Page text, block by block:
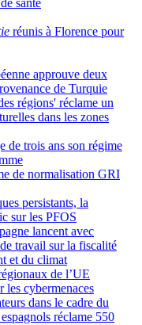
santé
réunis à Florence pour
approuve deux
de Turquie
régions' réclame un
dans les zones
de trois ans son régime
de normalisation GRI
persistants, la
sur les PFOS
lancent avec
travail sur la fiscalité
et du climat
de l’UE
les cybermenaces
dans le cadre du
réclame 550